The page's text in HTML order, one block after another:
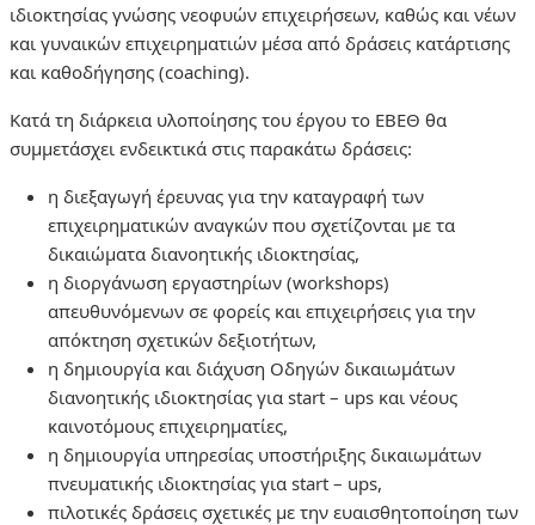
ιδιοκτησίας γνώσης νεοφυών επιχειρήσεων, καθώς και νέων
και γυναικών επιχειρηματιών μέσα από δράσεις κατάρτισης
και καθοδήγησης (coaching).
Κατά τη διάρκεια υλοποίησης του έργου το ΕΒΕΘ θα
συμμετάσχει ενδεικτικά στις παρακάτω δράσεις:
η διεξαγωγή έρευνας για την καταγραφή των
επιχειρηματικών αναγκών που σχετίζονται με τα
δικαιώματα διανοητικής ιδιοκτησίας,
η διοργάνωση εργαστηρίων (workshops)
απευθυνόμενων σε φορείς και επιχειρήσεις για την
απόκτηση σχετικών δεξιοτήτων,
η δημιουργία και διάχυση Οδηγών δικαιωμάτων
διανοητικής ιδιοκτησίας για start – ups και νέους
καινοτόμους επιχειρηματίες,
η δημιουργία υπηρεσίας υποστήριξης δικαιωμάτων
πνευματικής ιδιοκτησίας για start – ups,
πιλοτικές δράσεις σχετικές με την ευαισθητοποίηση των